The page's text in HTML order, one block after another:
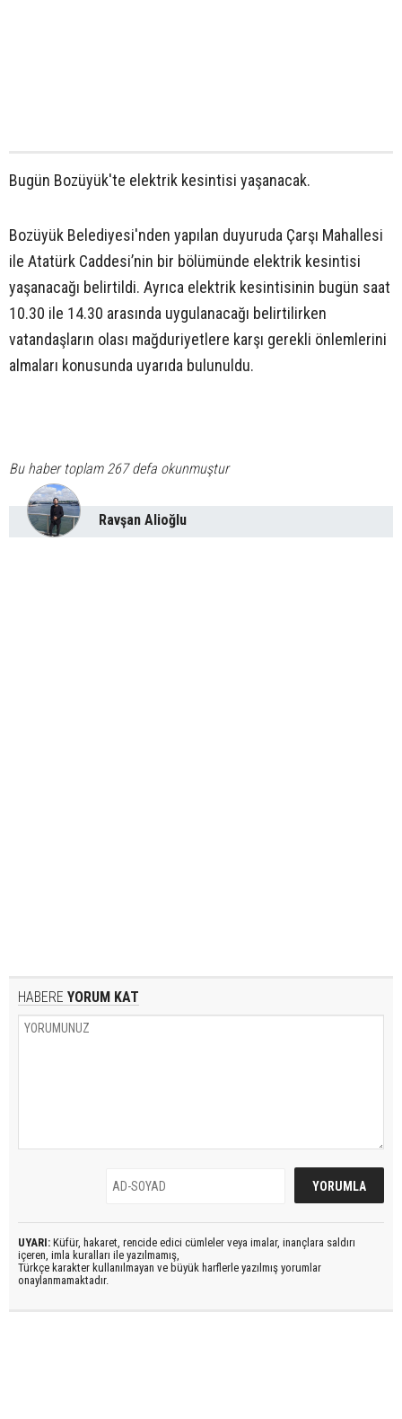
Bugün Bozüyük'te elektrik kesintisi yaşanacak.
Bozüyük Belediyesi'nden yapılan duyuruda Çarşı Mahallesi
ile Atatürk Caddesi’nin bir bölümünde elektrik kesintisi
yaşanacağı belirtildi. Ayrıca elektrik kesintisinin bugün saat
10.30 ile 14.30 arasında uygulanacağı belirtilirken
vatandaşların olası mağduriyetlere karşı gerekli önlemlerini
almaları konusunda uyarıda bulunuldu.
Bu haber toplam 267 defa okunmuştur
Ravşan Alioğlu
HABERE YORUM KAT
UYARI: Küfür, hakaret, rencide edici cümleler veya imalar, inançlara saldırı
içeren, imla kuralları ile yazılmamış,
Türkçe karakter kullanılmayan ve büyük harflerle yazılmış yorumlar
onaylanmamaktadır.